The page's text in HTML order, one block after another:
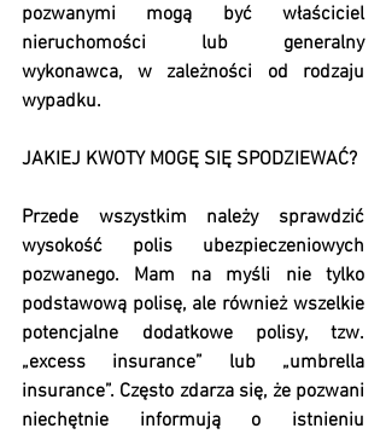
pozwanymi mogą być właściciel
nieruchomości lub generalny
wykonawca, w zależności od rodzaju
wypadku.
JAKIEJ KWOTY MOGĘ SIĘ SPODZIEWAĆ?
Przede wszystkim należy sprawdzić
wysokość polis ubezpieczeniowych
pozwanego. Mam na myśli nie tylko
podstawową polisę, ale również wszelkie
potencjalne dodatkowe polisy, tzw.
„excess insurance” lub „umbrella
insurance”. Często zdarza się, że pozwani
niechętnie informują o istnieniu